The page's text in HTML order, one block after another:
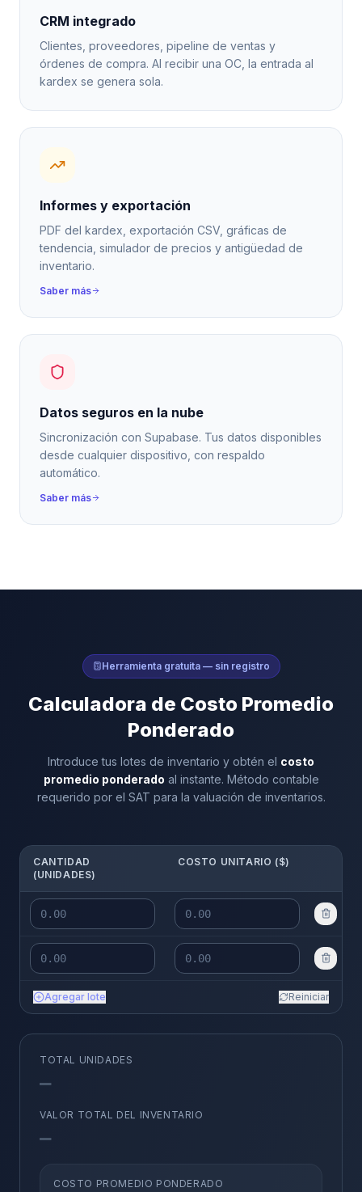
CRM integrado
Clientes, proveedores, pipeline de ventas y
órdenes de compra. Al recibir una OC, la entrada al
kardex se genera sola.
Informes y exportación
PDF del kardex, exportación CSV, gráficas de
tendencia, simulador de precios y antigüedad de
inventario.
Saber más
Datos seguros en la nube
Sincronización con Supabase. Tus datos disponibles
desde cualquier dispositivo, con respaldo
automático.
Saber más
Herramienta gratuita — sin registro
Calculadora de Costo Promedio
Ponderado
Introduce tus lotes de inventario y obtén el costo
promedio ponderado al instante. Método contable
requerido por el SAT para la valuación de inventarios.
CANTIDAD
(UNIDADES)
COSTO UNITARIO ($)
Agregar lote Reiniciar
TOTAL UNIDADES
—
VALOR TOTAL DEL INVENTARIO
—
COSTO PROMEDIO PONDERADO